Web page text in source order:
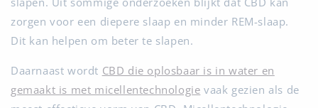
zorgen voor een diepere slaap en minder REM-slaap.
Dit kan helpen om beter te slapen.
Daarnaast wordt CBD die oplosbaar is in water en
gemaakt is met micellentechnologie vaak gezien als de